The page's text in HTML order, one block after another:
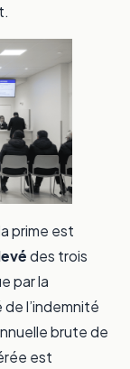
prime est
des trois
par la
l’indemnité
brute de
est